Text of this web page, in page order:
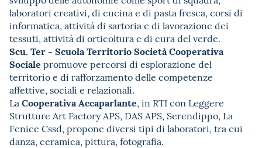
laboratori creativi, di cucina e di pasta fresca, corsi di
informatica, attività di sartoria e di lavorazione dei
tessuti, attività di orticoltura e di cura del verde.
Scu. Ter - Scuola Territorio Società Cooperativa
Sociale promuove percorsi di esplorazione del
territorio e di rafforzamento delle competenze
affettive, sociali e relazionali.
La Cooperativa Accaparlante, in RTI con Leggere
Strutture Art Factory APS, DAS APS, Serendippo, La
Fenice Cssd, propone diversi tipi di laboratori, tra cui
danza, ceramica, pittura, fotografia.